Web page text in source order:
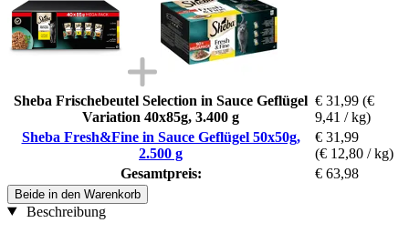
Sheba Frischebeutel Selection in Sauce Geflügel
Variation 40x85g, 3.400 g
€ 31,99 (€
9,41 / kg)
Sheba Fresh&Fine in Sauce Geflügel 50x50g,
2.500 g
€ 31,99
(€ 12,80 / kg)
Gesamtpreis:
€ 63,98
Beide in den Warenkorb
Beschreibung